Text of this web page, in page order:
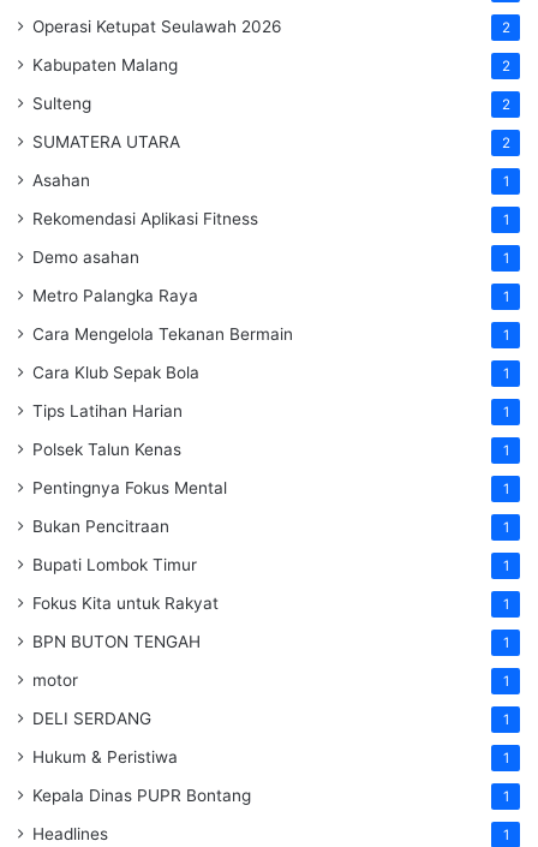
Operasi Ketupat Seulawah 2026 2
Kabupaten Malang 2
Sulteng 2
SUMATERA UTARA 2
Asahan 1
Rekomendasi Aplikasi Fitness 1
Demo asahan 1
Metro Palangka Raya 1
Cara Mengelola Tekanan Bermain 1
Cara Klub Sepak Bola 1
Tips Latihan Harian 1
Polsek Talun Kenas 1
Pentingnya Fokus Mental 1
Bukan Pencitraan 1
Bupati Lombok Timur 1
Fokus Kita untuk Rakyat 1
BPN BUTON TENGAH 1
motor 1
DELI SERDANG 1
Hukum & Peristiwa 1
Kepala Dinas PUPR Bontang 1
Headlines 1